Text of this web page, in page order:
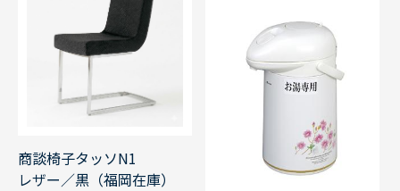
商談椅子タッソN1
レザー／黒（福岡在庫）